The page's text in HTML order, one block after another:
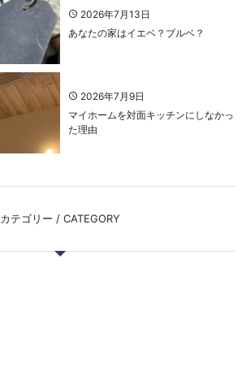
2026年7月13日
あなたの家はイエベ？ブルベ？
2026年7月9日
マイホームを対面キッチンにしなかっ
た理由
カテゴリー / CATEGORY